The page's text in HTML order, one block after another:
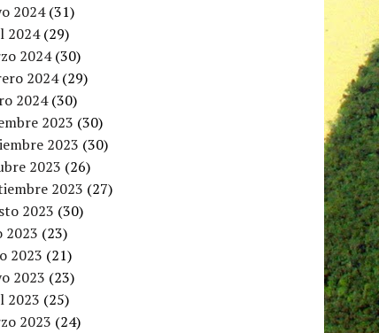
2024(31)
2024(29)
2024(30)
2024(29)
2024(30)
2023 (30)
2023 (30)
2023 (26)
2023 (27)
2023 (30)
2023 (23)
2023 (21)
2023 (23)
2023 (25)
2023 (24)